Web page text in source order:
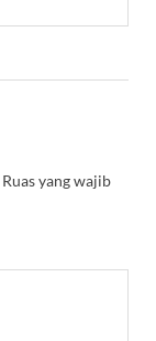
Ruas yang wajib